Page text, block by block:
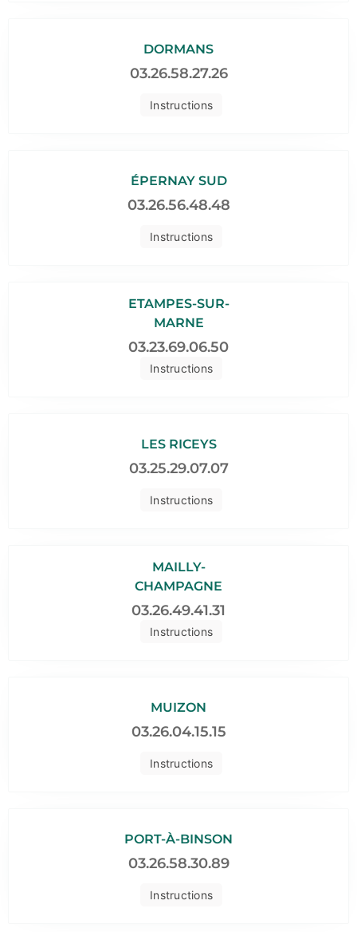
Instructions
DORMANS
03.26.58.27.26
Instructions
ÉPERNAY SUD
03.26.56.48.48
Instructions
ETAMPES-SUR-
MARNE
03.23.69.06.50
Instructions
LES RICEYS
03.25.29.07.07
Instructions
MAILLY-
CHAMPAGNE
03.26.49.41.31
Instructions
MUIZON
03.26.04.15.15
Instructions
PORT-À-BINSON
03.26.58.30.89